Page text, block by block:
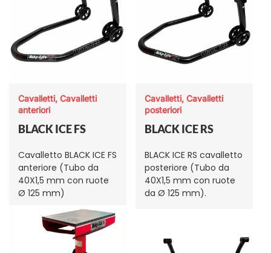
Cavalletti, Cavalletti
anteriori
BLACK ICE FS
Cavalletto BLACK ICE FS
anteriore (Tubo da
40X1,5 mm con ruote
Ø 125 mm)
Cavalletti, Cavalletti
posteriori
BLACK ICE RS
BLACK ICE RS cavalletto
posteriore (Tubo da
40X1,5 mm con ruote
da Ø 125 mm).